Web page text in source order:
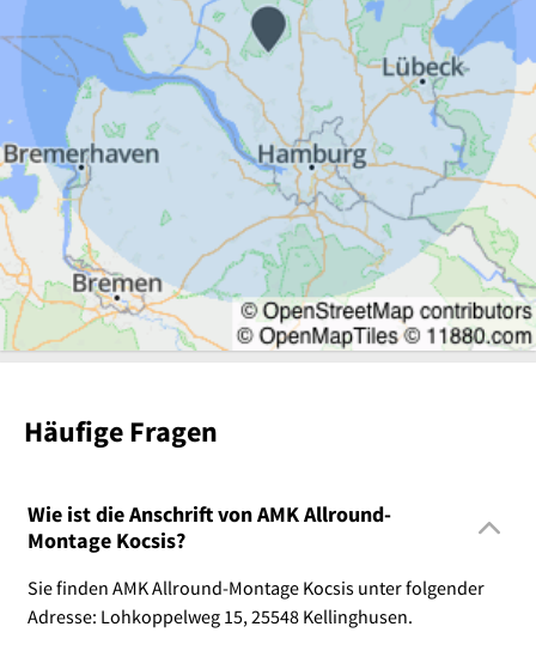
Häufige Fragen
Wie ist die Anschrift von AMK Allround-
Montage Kocsis?
Sie finden AMK Allround-Montage Kocsis unter folgender
Adresse: Lohkoppelweg 15, 25548 Kellinghusen.